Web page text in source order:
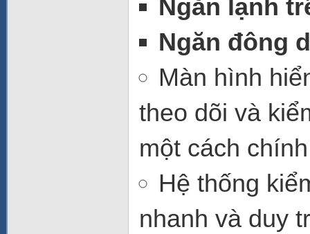
Ngăn lạnh
Ngăn đông
Màn hình
theo dõi và
một cách
Hệ thống
nhanh và duy